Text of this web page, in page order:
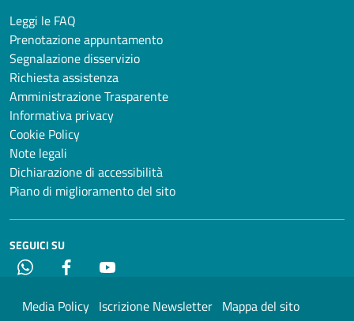
Leggi le FAQ
Prenotazione appuntamento
Segnalazione disservizio
Richiesta assistenza
Amministrazione Trasparente
Informativa privacy
Cookie Policy
Note legali
Dichiarazione di accessibilità
Piano di miglioramento del sito
SEGUICI SU
Whatsapp Facebook
Media Policy Iscrizione Newsletter Mappa del sito